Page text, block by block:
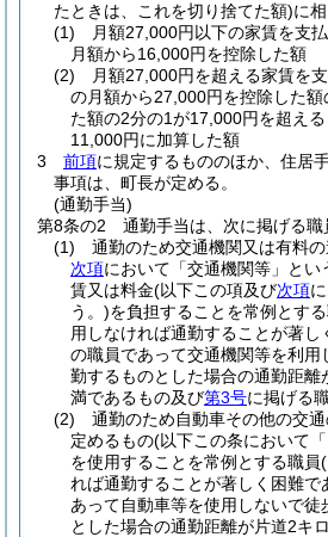
たときは、これを切り捨てた額)に
(1)
月額27,000円以下の家賃を支
月額から16,000円を控除した額
(2)
月額27,000円を超える家賃を
の月額から27,000円を控除した額
た額の2分の1が17,000円を超え
11,000円に加算した額
3
前項に規定するもののほか、住居
事項は、町長が定める。
(通勤手当)
第8条の2
通勤手当は、次に掲げる職
(1)
通勤のため交通機関又は有料
次項において「交通機関等」とい
賃又は料金(以下この項及び次項
う。)を負担することを常例とす
用しなければ通勤することが著
の職員であって交通機関等を利用
勤するものとした場合の通勤距
満であるもの及び第3号に掲げる
(2)
通勤のため自動車その他の交
定めるもの(以下この条において
を使用することを常例とする職員
れば通勤することが著しく困難で
あって自動車等を使用しないで
とした場合の通勤距離が片道2キ